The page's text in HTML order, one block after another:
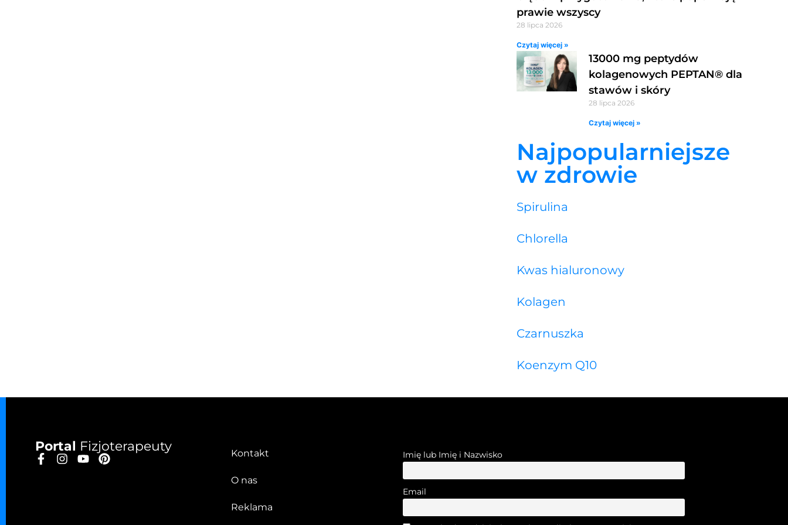
prawie wszyscy
28 lipca 2026
Czytaj więcej »
13000 mg peptydów
kolagenowych PEPTAN® dla
stawów i skóry
28 lipca 2026
Czytaj więcej »
Najpopularniejsze
w zdrowie
Spirulina
Chlorella
Kwas hialuronowy
Kolagen
Czarnuszka
Koenzym Q10
Portal Fizjoterapeuty Kontakt
O nas
Reklama
Imię lub Imię i Nazwisko
Email